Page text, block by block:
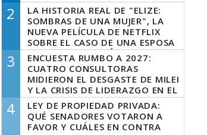
LA LEY DEL MANEJO DEL FUEGO
2
LA HISTORIA REAL DE "ELIZE:
SOMBRAS DE UNA MUJER", LA
NUEVA PELÍCULA DE NETFLIX
SOBRE EL CASO DE UNA ESPOSA
QUE DESCUARTIZÓ A SU
MARIDO
3
ENCUESTA RUMBO A 2027:
CUATRO CONSULTORAS
MIDIERON EL DESGASTE DE MILEI
Y LA CRISIS DE LIDERAZGO EN EL
PERONISMO
4
LEY DE PROPIEDAD PRIVADA:
QUÉ SENADORES VOTARON A
FAVOR Y CUÁLES EN CONTRA